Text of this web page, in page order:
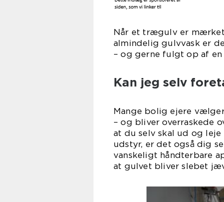
Når et trægulv er
almindelig gulvvask er
– og gerne fulgt op af
Kan jeg selv
Mange bolig ejere
– og bliver overraskede
at du selv skal ud og
udstyr, er det også dig
vanskeligt håndterbare
at gulvet bliver slebet